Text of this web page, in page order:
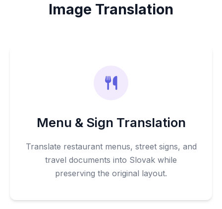
Image Translation
Menu & Sign Translation
Translate restaurant menus, street signs, and
travel documents into Slovak while
preserving the original layout.